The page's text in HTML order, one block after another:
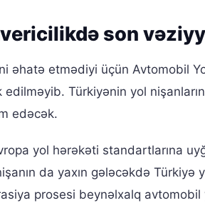
son
əhatə etmədiyi üçün Avtomobil
Türkiyənin yol
edəcək.
yol hərəkəti standartlarına
da yaxın gələcəkdə Türkiyə
prosesi beynəlxalq